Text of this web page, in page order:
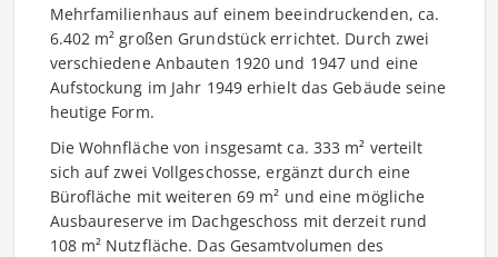
Mehrfamilienhaus auf einem beeindruckenden, ca.
6.402 m² großen Grundstück errichtet. Durch zwei
verschiedene Anbauten 1920 und 1947 und eine
Aufstockung im Jahr 1949 erhielt das Gebäude seine
heutige Form.
Die Wohnfläche von insgesamt ca. 333 m² verteilt
sich auf zwei Vollgeschosse, ergänzt durch eine
Bürofläche mit weiteren 69 m² und eine mögliche
Ausbaureserve im Dachgeschoss mit derzeit rund
108 m² Nutzfläche. Das Gesamtvolumen des